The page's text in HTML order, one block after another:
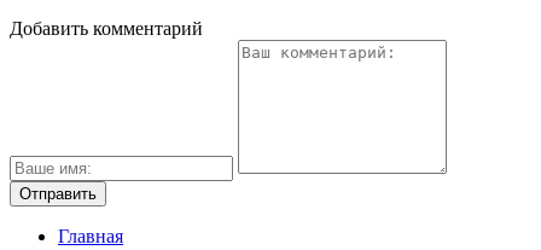
Добавить комментарий
Главная